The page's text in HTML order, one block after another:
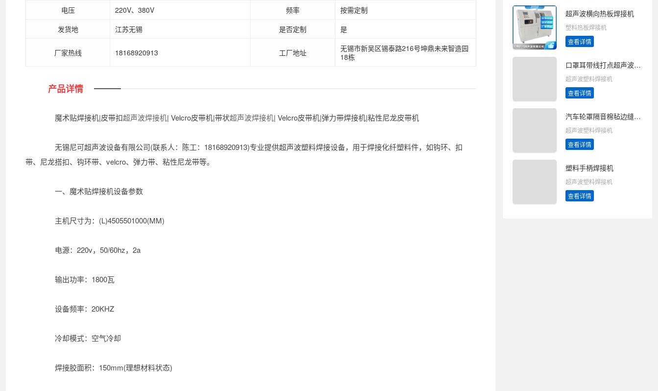
电压
220V、380V 频率
按需定制
发货地
江苏无锡 是否定制 是
厂家热线 18168920913 工厂地址
无锡市新吴区锡泰路216号坤鼎未来智造园
18栋
产品详情
魔术贴焊接机|皮带扣超声波焊接机| Velcro皮带机|带状超声波焊接机| Velcro皮带机|弹力带焊接机|粘性尼龙皮带机
无锡尼可超声波设备有限公司(联系人：陈工：18168920913)专业提供超声波塑料焊接设备，用于焊接化纤塑料件，如钩环、扣
带、尼龙搭扣、钩环带、velcro、弹力带、粘性尼龙带等。
一、魔术贴焊接机设备参数
主机尺寸为：(L)4505501000(MM)
电源：220v，50/60hz，2a
输出功率：1800瓦
设备频率：20KHZ
冷却模式：空气冷却
焊接胶面积：150mm(理想材料状态)
超声波横向热板焊接机
塑料热板焊接机
查看详情
口罩耳带线打点超声波焊接机
超声波塑料焊接机
查看详情
汽车轮罩隔音棉毡边缝搭接超声波点焊接机
超声波塑料焊接机
查看详情
塑料手柄焊接机
超声波塑料焊接机
查看详情